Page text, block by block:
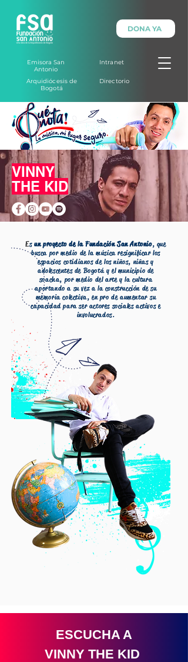
Emisora San
Antonio
Arquidiócesis de
Bogotá
DONA YA
Intranet
Directorio
VINNY
THE KID
Esun proyecto de la Fundación San Antonio, que
busca por medio de la música resignificar los
espacios cotidianos de los niños, niñas y
adolescentes de Bogotá y el municipio de
soacha, por medio del arte y la cultura
aportando a su vez a la construcción de su
memoria colectiva, en pro deaumentarsu
capacidad para ser actores sociales activos e
involucrados.
ESCUCHA A
VINNY THE KID